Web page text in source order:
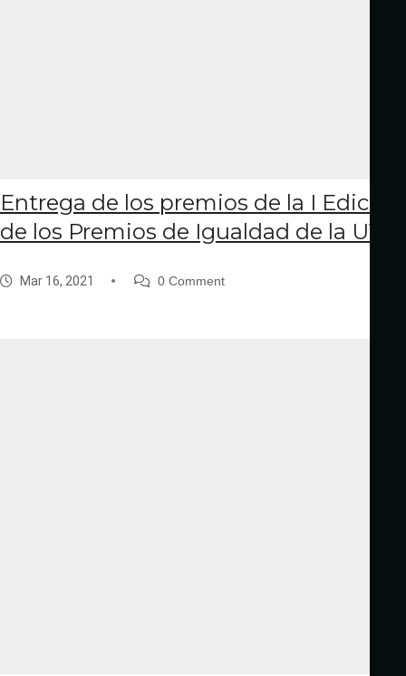
Entrega de los premios de la I Edición
de los Premios de Igualdad de la UVa
Mar 16, 2021 0 Comment